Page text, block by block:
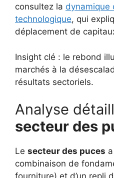
consultez la dynamique
technologique, qui
déplacement de
Insight clé : le rebond
marchés à la
résultats sectoriels.
Analyse
secteur des
Le secteur des puces
combinaison de